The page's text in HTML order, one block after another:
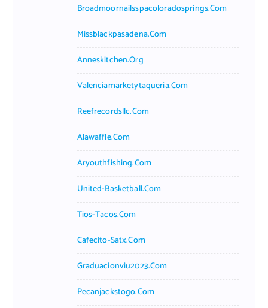
Broadmoornailsspacoloradosprings.com
Missblackpasadena.com
Anneskitchen.org
Valenciamarketytaqueria.com
Reefrecordsllc.com
Alawaffle.com
Aryouthfishing.com
United-Basketball.com
Tios-Tacos.com
Cafecito-Satx.com
Graduacionviu2023.com
Pecanjackstogo.com